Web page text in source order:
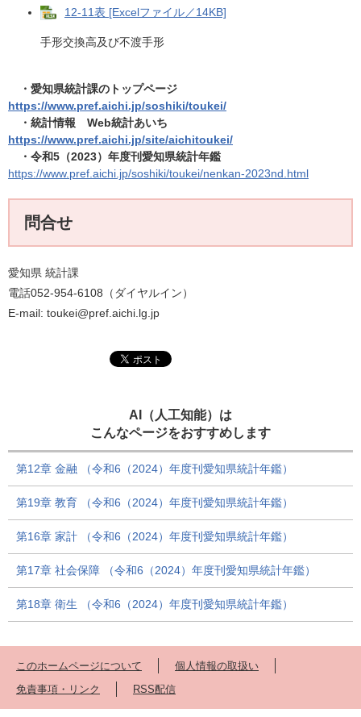
12-11表 [Excelファイル／14KB]
手形交換高及び不渡手形
・愛知県統計課のトップページ
https://www.pref.aichi.jp/soshiki/toukei/
・統計情報 Web統計あいち​
https://www.pref.aichi.jp/site/aichitoukei/​
・令和5（2023）年度刊愛知県統計年鑑
https://www.pref.aichi.jp/soshiki/toukei/nenkan-2023nd.html​
問合せ
愛知県 統計課
電話052-954-6108（ダイヤルイン）
E-mail: toukei@pref.aichi.lg.jp
AI（人工知能）は
こんなページをおすすめします
第12章 金融 （令和6（2024）年度刊愛知県統計年鑑）
第19章 教育 （令和6（2024）年度刊愛知県統計年鑑）
第16章 家計 （令和6（2024）年度刊愛知県統計年鑑）
第17章 社会保障 （令和6（2024）年度刊愛知県統計年鑑）
第18章 衛生 （令和6（2024）年度刊愛知県統計年鑑）
このホームページについて
個人情報の取扱い
免責事項・リンク
RSS配信